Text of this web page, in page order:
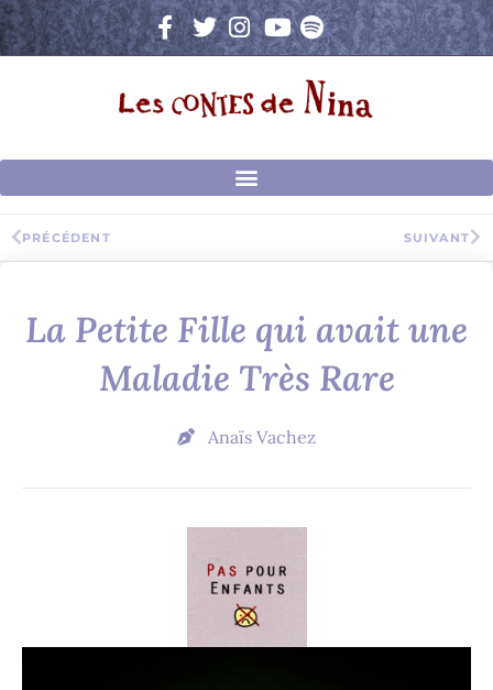
Aller
au
contenu
Précédent
PRÉCÉDENT SUIVANT
La Petite Fille qui avait une
Maladie Très Rare
Anaïs Vachez